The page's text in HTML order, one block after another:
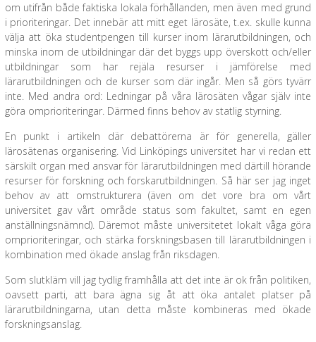
om utifrån både faktiska lokala förhållanden, men även med grund
i prioriteringar. Det innebär att mitt eget lärosäte, t.ex. skulle kunna
välja att öka studentpengen till kurser inom lärarutbildningen, och
minska inom de utbildningar där det byggs upp överskott och/eller
utbildningar som har rejäla resurser i jämförelse med
lärarutbildningen och de kurser som där ingår. Men så görs tyvärr
inte. Med andra ord: Ledningar på våra lärosäten vågar själv inte
göra omprioriteringar. Därmed finns behov av statlig styrning.
En punkt i artikeln där debattörerna är för generella, gäller
lärosätenas organisering. Vid Linköpings universitet har vi redan ett
särskilt organ med ansvar för lärarutbildningen med därtill hörande
resurser för forskning och forskarutbildningen. Så här ser jag inget
behov av att omstrukturera (även om det vore bra om vårt
universitet gav vårt område status som fakultet, samt en egen
anställningsnämnd). Däremot måste universitetet lokalt våga göra
omprioriteringar, och stärka forskningsbasen till lärarutbildningen i
kombination med ökade anslag från riksdagen.
Som slutkläm vill jag tydlig framhålla att det inte är ok från politiken,
oavsett parti, att bara ägna sig åt att öka antalet platser på
lärarutbildningarna, utan detta måste kombineras med ökade
forskningsanslag.